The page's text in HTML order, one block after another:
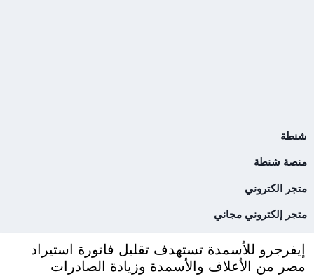
شنطة
منصة شنطة
متجر الكتروني
متجر إلكتروني مجاني
إيفرجرو للأسمدة تستهدف تقليل فاتورة استيراد
مصر من الأعلاف والأسمدة وزيادة الصادرات